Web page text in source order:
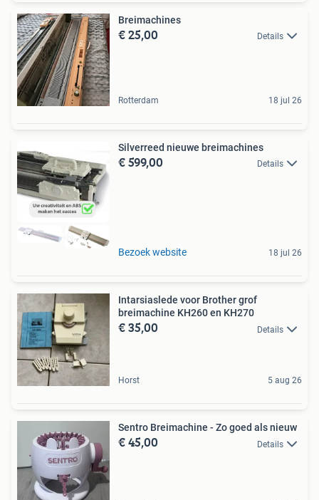
Breimachines
€ 25,00 Details
Rotterdam 18 jul 26
Silverreed nieuwe breimachines
€ 599,00 Details
Bezoek website 18 jul 26
Intarsiaslede voor Brother grof
breimachine KH260 en KH270
€ 35,00 Details
Horst 5 aug 26
Sentro Breimachine - Zo goed als nieuw
€ 45,00 Details